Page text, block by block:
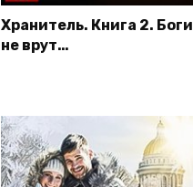
Хранитель. Книга 2. Боги
не врут…